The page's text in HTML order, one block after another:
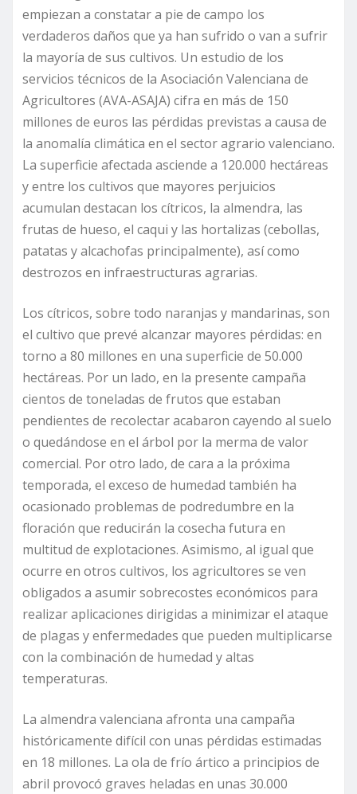
empiezan a constatar a pie de campo los
verdaderos daños que ya han sufrido o van a sufrir
la mayoría de sus cultivos. Un estudio de los
servicios técnicos de la Asociación Valenciana de
Agricultores (AVA-ASAJA) cifra en más de 150
millones de euros las pérdidas previstas a causa de
la anomalía climática en el sector agrario valenciano.
La superficie afectada asciende a 120.000 hectáreas
y entre los cultivos que mayores perjuicios
acumulan destacan los cítricos, la almendra, las
frutas de hueso, el caqui y las hortalizas (cebollas,
patatas y alcachofas principalmente), así como
destrozos en infraestructuras agrarias.
Los cítricos, sobre todo naranjas y mandarinas, son
el cultivo que prevé alcanzar mayores pérdidas: en
torno a 80 millones en una superficie de 50.000
hectáreas. Por un lado, en la presente campaña
cientos de toneladas de frutos que estaban
pendientes de recolectar acabaron cayendo al suelo
o quedándose en el árbol por la merma de valor
comercial. Por otro lado, de cara a la próxima
temporada, el exceso de humedad también ha
ocasionado problemas de podredumbre en la
floración que reducirán la cosecha futura en
multitud de explotaciones. Asimismo, al igual que
ocurre en otros cultivos, los agricultores se ven
obligados a asumir sobrecostes económicos para
realizar aplicaciones dirigidas a minimizar el ataque
de plagas y enfermedades que pueden multiplicarse
con la combinación de humedad y altas
temperaturas.
La almendra valenciana afronta una campaña
históricamente difícil con unas pérdidas estimadas
en 18 millones. La ola de frío ártico a principios de
abril provocó graves heladas en unas 30.000